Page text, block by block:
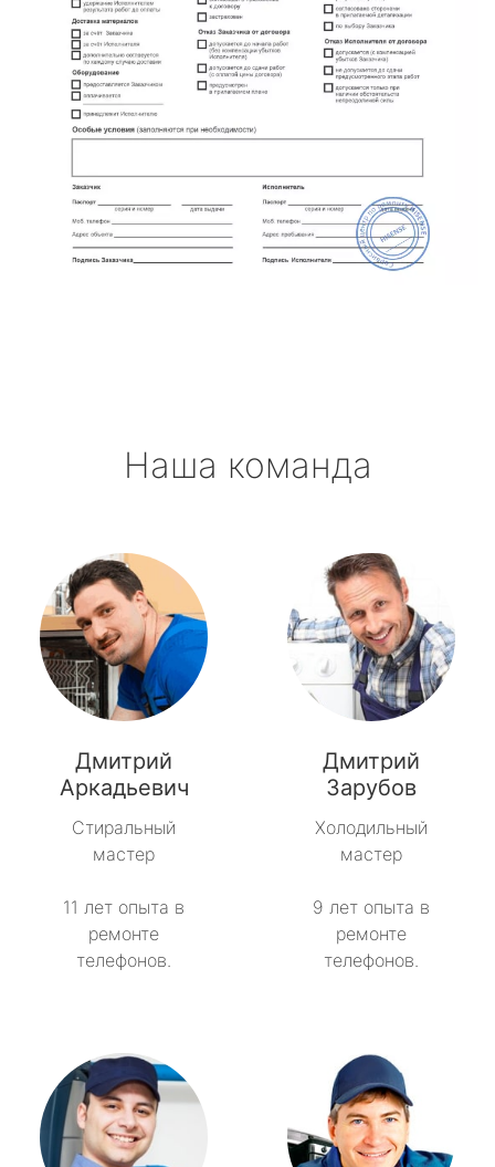
Наша команда
Дмитрий
Аркадьевич
Стиральный
мастер
11 лет опыта в
ремонте
телефонов.
Дмитрий
Зарубов
Холодильный
мастер
9 лет опыта в
ремонте
телефонов.